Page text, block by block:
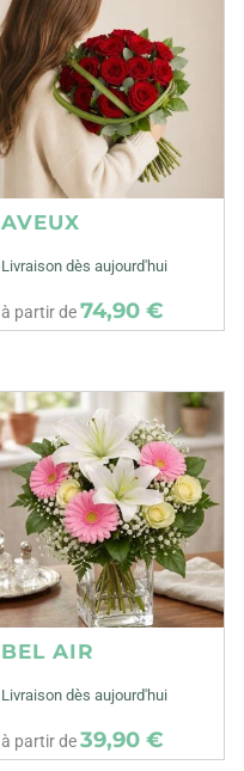
AVEUX
Livraison dès aujourd'hui
à partir de74,90 €
BEL AIR
Livraison dès aujourd'hui
à partir de39,90 €